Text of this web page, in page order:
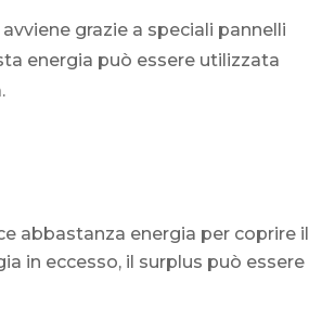
grazie a speciali pannelli
energia può essere utilizzata
abbastanza energia per coprire il
in eccesso, il surplus può essere